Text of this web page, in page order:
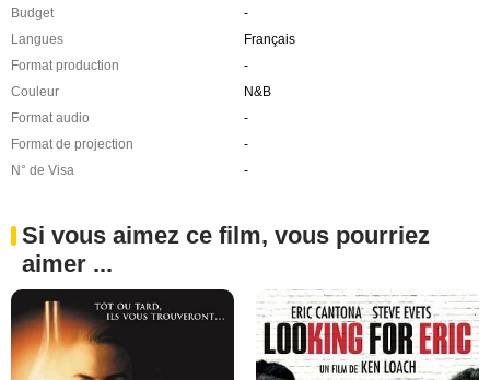
Budget
-
Langues
Français
Format production
-
Couleur
N&B
Format audio
-
Format de projection
-
N° de Visa
-
Si vous aimez ce film, vous pourriez
aimer ...